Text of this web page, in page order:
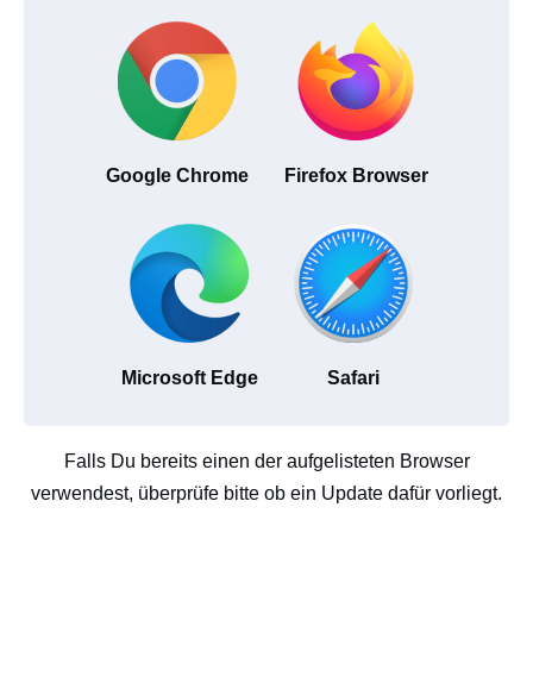
Google Chrome Firefox Browser
Microsoft Edge Safari
Falls Du bereits einen der aufgelisteten Browser
verwendest, überprüfe bitte ob ein Update dafür vorliegt.